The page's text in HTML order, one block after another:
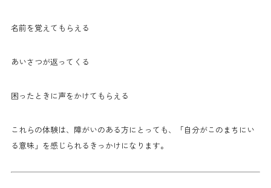
名前を覚えてもらえる
あいさつが返ってくる
困ったときに声をかけてもらえる
これらの体験は、障がいのある方にとっても、「自分がこのまちにい
る意味」を感じられるきっかけになります。